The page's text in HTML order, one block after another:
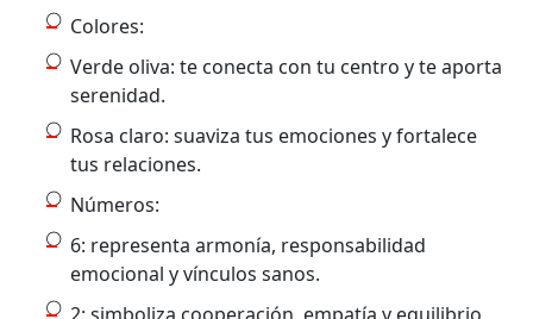
Colores:
Verde oliva: te conecta con tu centro y te aporta
serenidad.
Rosa claro: suaviza tus emociones y fortalece
tus relaciones.
Números:
6: representa armonía, responsabilidad
emocional y vínculos sanos.